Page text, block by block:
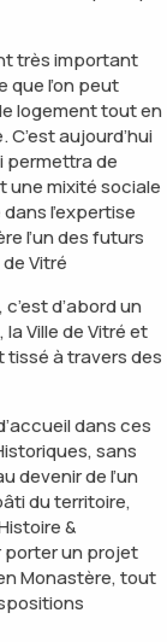
très important
que l’on peut
logement tout en
aujourd’hui
permettra de
une mixité sociale
l’expertise
l’un des futurs
Vitré
d’abord un
Ville de Vitré et
tissé à travers des
dans ces
sans
devenir de l’un
du territoire,
&
porter un projet
Monastère, tout